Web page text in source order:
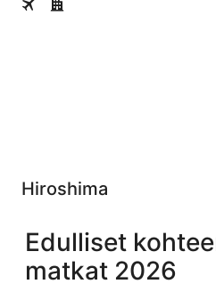
Hiroshima
Edulliset
matkat 2026